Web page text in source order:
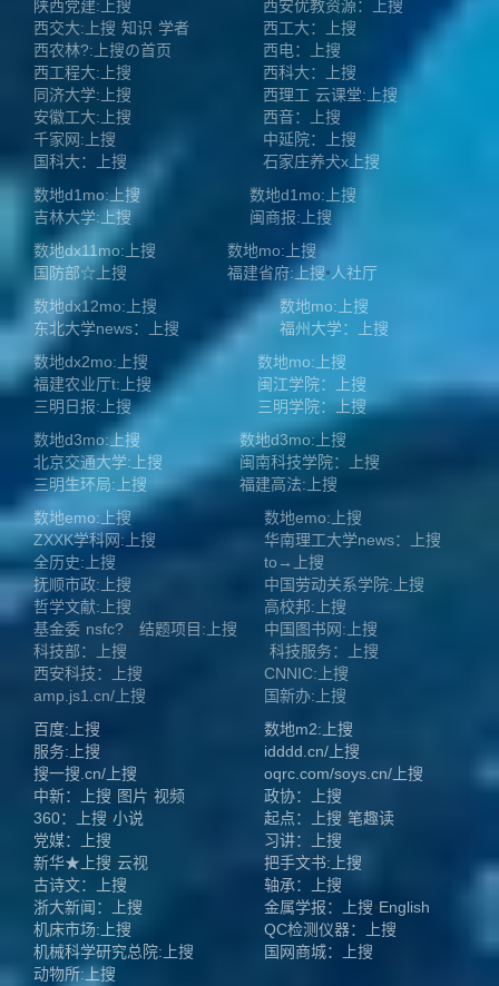
陕西党建:上搜
西安优教资源：上搜
西交大:上搜 知识•学者
西工大：上搜
西农林?:上搜の首页
西电：上搜
西工程大:上搜
西科大：上搜
同济大学:上搜
西理工•云课堂:上搜
安徽工大:上搜
西音：上搜
千家网:上搜
中延院：上搜
国科大：上搜
石家庄养犬x上搜
数地d1mo:上搜
数地d1mo:上搜
吉林大学:上搜
闽商报:上搜
数地dx11mo:上搜
数地mo:上搜
国防部☆上搜
福建省府:上搜• 人社厅
数地dx12mo:上搜
数地mo:上搜
东北大学news：上搜
福州大学：上搜
数地dx2mo:上搜
数地mo:上搜
福建农业厅t:上搜
闽江学院：上搜
三明日报:上搜
三明学院：上搜
数地d3mo:上搜
数地d3mo:上搜
北京交通大学:上搜
闽南科技学院：上搜
三明生环局:上搜
福建高法:上搜
数地emo:上搜
数地emo:上搜
ZXXK学科网:上搜
华南理工大学news：上搜
全历史:上搜
to→上搜
抚顺市政:上搜
中国劳动关系学院:上搜
哲学文献:上搜
高校邦:上搜
基金委•nsfc?→结题项目:上搜
中国图书网:上搜
科技部：上搜
•科技服务：上搜
西安科技：上搜
CNNIC:上搜
amp.js1.cn/上搜
国新办:上搜
百度:上搜
数地m2:上搜
服务:上搜
idddd.cn/上搜
搜一搜.cn/上搜
oqrc.com/soys.cn/上搜
中新：上搜•图片•视频
政协：上搜
360：上搜•小说 起点：上搜•笔趣读
党媒：上搜
习讲：上搜
新华★上搜•云视
把手文书:上搜
古诗文：上搜
轴承：上搜
浙大新闻：上搜
金属学报：上搜•English
机床市场:上搜
QC检测仪器：上搜
机械科学研究总院:上搜
国网商城：上搜
动物所:上搜